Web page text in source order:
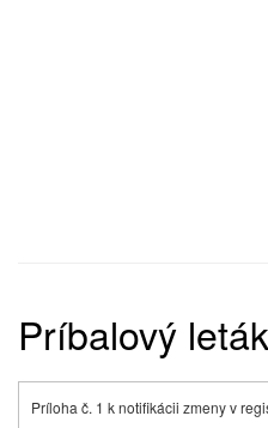
Príbalový leták
Príloha č. 1 k notifikácii zmeny v